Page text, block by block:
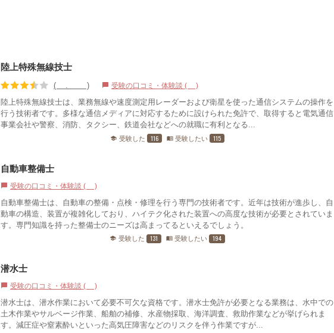
陸上特殊無線技士
(3.33) chat_bubble 受験の口コミ・体験談 (4)
陸上特殊無線技士は、業務無線や速度測定用レーダーおよび衛星を使った通信システムの操作を
行う技術者です。多様な通信メディアに対応するために設けられた免許で、取得すると電気通信
事業会社や警察、消防、タクシー、鉄道会社などへの就職に有利となる...
school 受験した 116 menu_book 受験したい 115
自動車整備士
chat_bubble 受験の口コミ・体験談 (1)
自動車整備士は、自動車の整備・点検・修理を行う専門の技術者です。近年は技術が進歩し、自
動車の構造、装置が複雑化しており、ハイテク化された装置への高度な技術が必要とされていま
す。専門知識を持った整備士のニーズは高まってるといえるでしょう。
school 受験した 131 menu_book 受験したい 194
潜水士
chat_bubble 受験の口コミ・体験談 (2)
潜水士は、潜水作業において必要不可欠な資格です。潜水士免許が必要となる業務は、水中での
土木作業やサルベージ作業、船舶の補修、水産物採取、海洋調査、救助作業などが挙げられま
す。減圧症や窒素酔いといった高気圧障害などのリスクを伴う作業ですが...